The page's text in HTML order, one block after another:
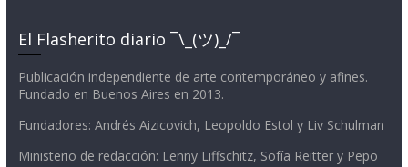
El Flasherito diario ¯\_(ツ)_/¯
Publicación independiente de arte contemporáneo y afines.
Fundado en Buenos Aires en 2013.
Fundadores: Andrés Aizicovich, Leopoldo Estol y Liv Schulman
Ministerio de redacción: Lenny Liffschitz, Sofía Reitter y Pepo